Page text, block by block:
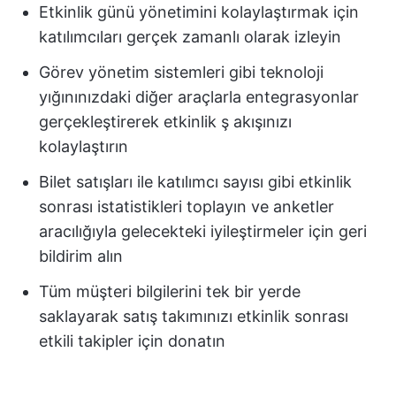
Etkinlik günü yönetimini kolaylaştırmak için
katılımcıları gerçek zamanlı olarak izleyin
Görev yönetim sistemleri gibi teknoloji
yığınınızdaki diğer araçlarla entegrasyonlar
gerçekleştirerek etkinlik ş akışınızı
kolaylaştırın
Bilet satışları ile katılımcı sayısı gibi etkinlik
sonrası istatistikleri toplayın ve anketler
aracılığıyla gelecekteki iyileştirmeler için geri
bildirim alın
Tüm müşteri bilgilerini tek bir yerde
saklayarak satış takımınızı etkinlik sonrası
etkili takipler için donatın